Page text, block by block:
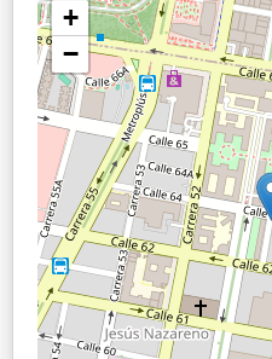
+
−